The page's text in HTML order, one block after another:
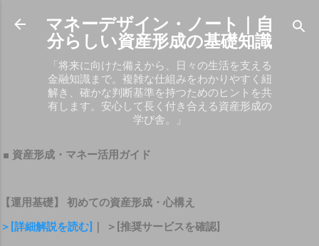
スキップしてメイン コンテンツに移動
マネーデザイン・ノート｜自
分らしい資産形成の基礎知識
「将来に向けた備えから、日々の生活を支える
金融知識まで。複雑な仕組みをわかりやすく紐
解き、確かな判断基準を持つためのヒントを共
有します。安心して長く付き合える資産形成の
学び舎。」
■ 資産形成・マネー活用ガイド
【運用基礎】 初めての資産形成・心構え
＞[詳細解説を読む]
｜ ＞[推奨サービスを確認]